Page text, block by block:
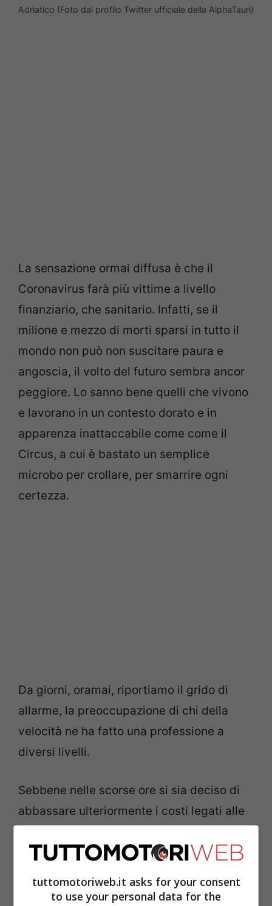
Adriatico (Foto dal profilo Twitter ufficiale della AlphaTauri)
La sensazione ormai diffusa è che il
Coronavirus farà più vittime a livello
finanziario, che sanitario. Infatti, se il
milione e mezzo di morti sparsi in tutto il
mondo non può non suscitare paura e
angoscia, il volto del futuro sembra ancor
peggiore. Lo sanno bene quelli che vivono
e lavorano in un contesto dorato e in
apparenza inattaccabile come come il
Circus, a cui è bastato un semplice
microbo per crollare, per smarrire ogni
certezza.
Da giorni, oramai, riportiamo il grido di
allarme, la preoccupazione di chi della
velocità ne ha fatto una professione a
diversi livelli.
Sebbene nelle scorse ore si sia deciso di
abbassare ulteriormente i costi legati alle
tornerà in pista a breve, l’intera serie
nascostoFranz Tost, il quale ha esortato
tuttomotoriweb.it asks for your consent
to use your personal data for the